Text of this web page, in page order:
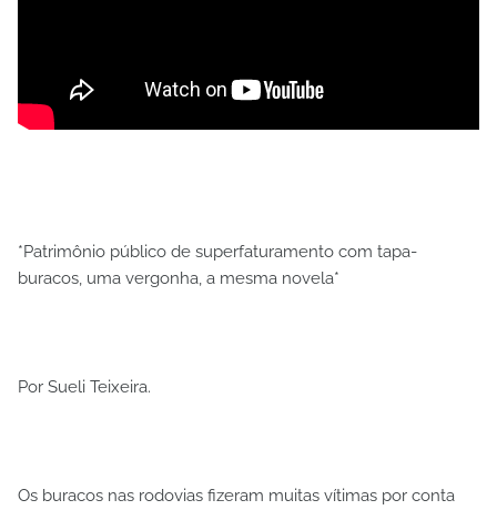
*Patrimônio público de superfaturamento com tapa-
buracos, uma vergonha, a mesma novela*
Por Sueli Teixeira.
Os buracos nas rodovias fizeram muitas vítimas por conta